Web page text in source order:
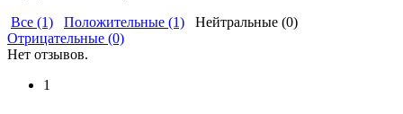
Все (1)
Положительные (1) Нейтральные (0)
Отрицательные (0)
Нет отзывов.
1